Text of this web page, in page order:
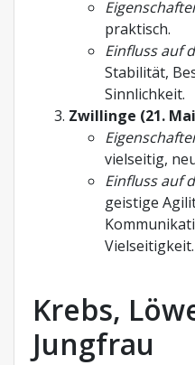
praktisch.
Einfluss auf
Stabilität,
Sinnlichkeit.
Zwillinge (21.
vielseitig,
Einfluss auf
geistige
Vielseitigkeit.
Krebs,
Jungfrau